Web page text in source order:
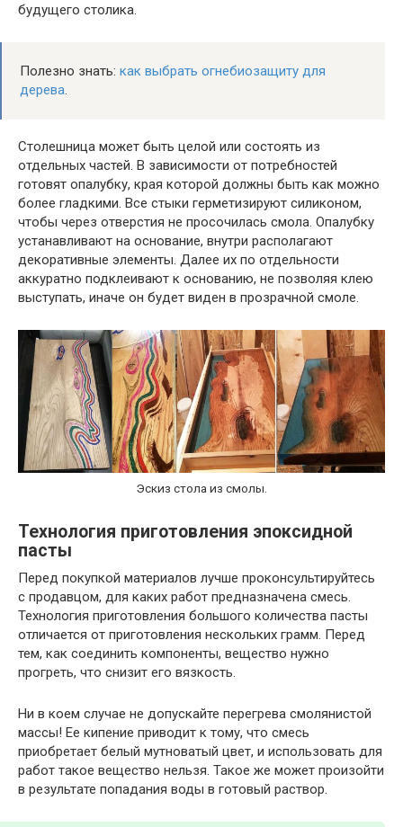
будущего столика.
Полезно знать: как выбрать огнебиозащиту для
дерева.
Столешница может быть целой или состоять из
отдельных частей. В зависимости от потребностей
готовят опалубку, края которой должны быть как можно
более гладкими. Все стыки герметизируют силиконом,
чтобы через отверстия не просочилась смола. Опалубку
устанавливают на основание, внутри располагают
декоративные элементы. Далее их по отдельности
аккуратно подклеивают к основанию, не позволяя клею
выступать, иначе он будет виден в прозрачной смоле.
Эскиз стола из смолы.
Технология приготовления эпоксидной
пасты
Перед покупкой материалов лучше проконсультируйтесь
с продавцом, для каких работ предназначена смесь.
Технология приготовления большого количества пасты
отличается от приготовления нескольких грамм. Перед
тем, как соединить компоненты, вещество нужно
прогреть, что снизит его вязкость.
Ни в коем случае не допускайте перегрева смолянистой
массы! Ее кипение приводит к тому, что смесь
приобретает белый мутноватый цвет, и использовать для
работ такое вещество нельзя. Такое же может произойти
в результате попадания воды в готовый раствор.